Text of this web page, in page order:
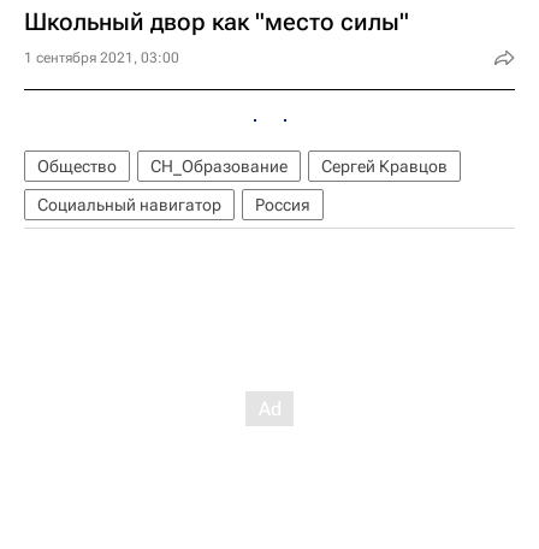
Школьный двор как "место силы"
1 сентября 2021, 03:00
Общество СН_Образование
Сергей Кравцов
Социальный навигатор
Россия